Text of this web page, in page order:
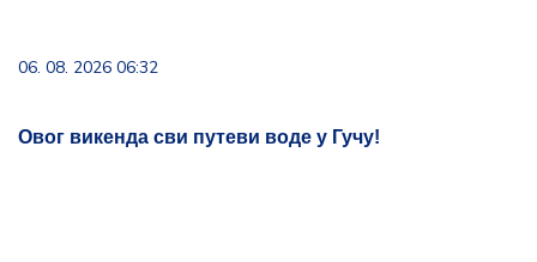
06. 08. 2026 06:32
Овог викенда сви путеви воде у Гучу!